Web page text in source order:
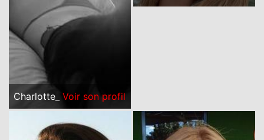
Charlotte_ Voir son profil